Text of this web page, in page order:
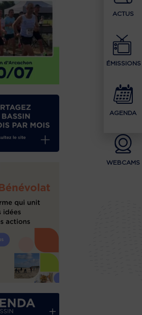
ACTUS
ÉMISSIONS
AGENDA
WEBCAMS